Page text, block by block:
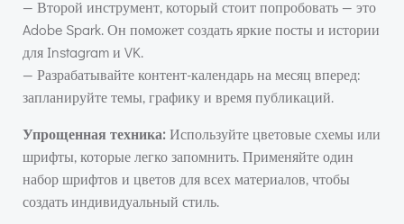
— Второй инструмент, который стоит попробовать — это
Adobe Spark. Он поможет создать яркие посты и истории
для Instagram и VK.
— Разрабатывайте контент-календарь на месяц вперед:
запланируйте темы, графику и время публикаций.
Упрощенная техника:Используйте цветовые схемы или
шрифты, которые легко запомнить. Применяйте один
набор шрифтов и цветов для всех материалов, чтобы
создать индивидуальный стиль.